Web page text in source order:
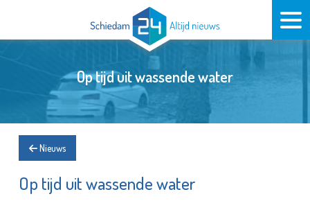
Op tijd uit wassende water
Nieuws
Op tijd uit wassende water